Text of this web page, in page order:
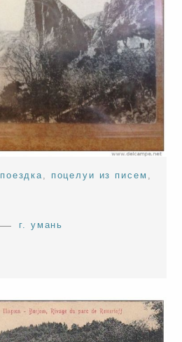
поездка, поцелуи из писем ,
г. умань